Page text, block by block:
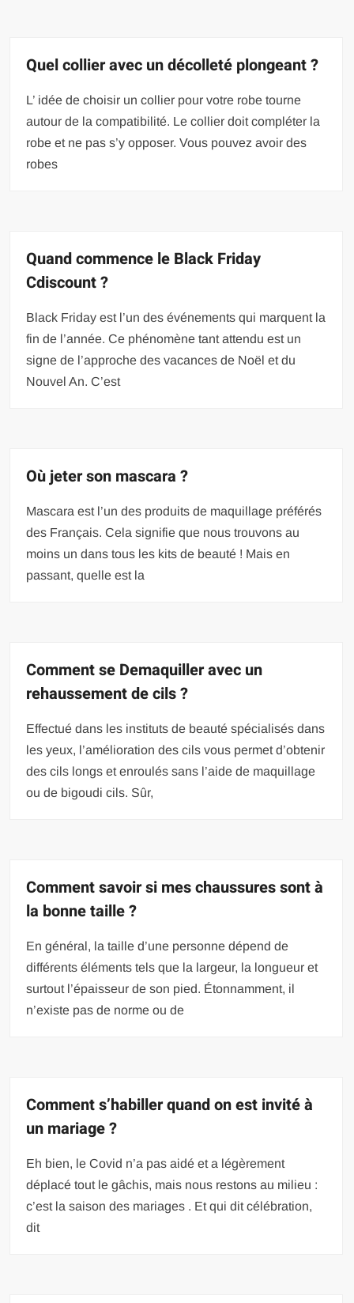
Quel collier avec un décolleté plongeant ?
L’ idée de choisir un collier pour votre robe tourne
autour de la compatibilité. Le collier doit compléter la
robe et ne pas s’y opposer. Vous pouvez avoir des
robes
Quand commence le Black Friday
Cdiscount ?
Black Friday est l’un des événements qui marquent la
fin de l’année. Ce phénomène tant attendu est un
signe de l’approche des vacances de Noël et du
Nouvel An. C’est
Où jeter son mascara ?
Mascara est l’un des produits de maquillage préférés
des Français. Cela signifie que nous trouvons au
moins un dans tous les kits de beauté ! Mais en
passant, quelle est la
Comment se Demaquiller avec un
rehaussement de cils ?
Effectué dans les instituts de beauté spécialisés dans
les yeux, l’amélioration des cils vous permet d’obtenir
des cils longs et enroulés sans l’aide de maquillage
ou de bigoudi cils. Sûr,
Comment savoir si mes chaussures sont à
la bonne taille ?
En général, la taille d’une personne dépend de
différents éléments tels que la largeur, la longueur et
surtout l’épaisseur de son pied. Étonnamment, il
n’existe pas de norme ou de
Comment s’habiller quand on est invité à
un mariage ?
Eh bien, le Covid n’a pas aidé et a légèrement
déplacé tout le gâchis, mais nous restons au milieu :
c’est la saison des mariages . Et qui dit célébration,
dit